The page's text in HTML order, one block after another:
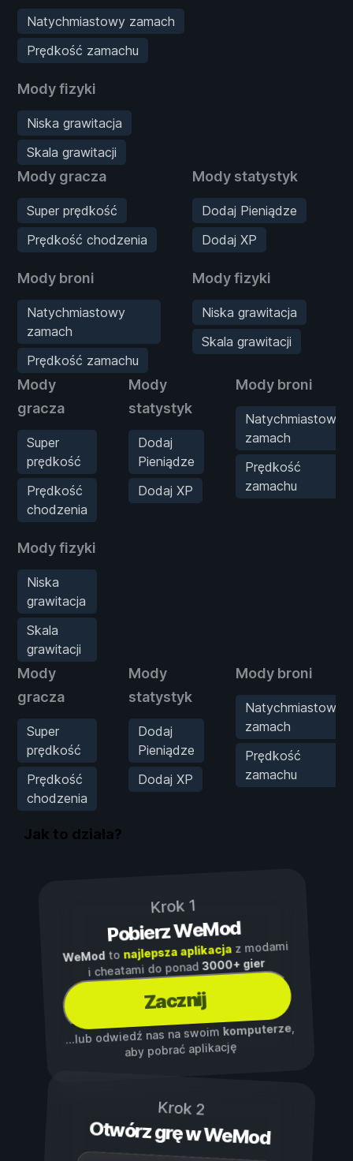
Natychmiastowy zamach
Prędkość zamachu
Mody fizyki
Niska grawitacja
Skala grawitacji
Mody gracza
Super prędkość
Prędkość chodzenia
Mody broni
Natychmiastowy
zamach
Prędkość zamachu
Mody statystyk
Dodaj Pieniądze
Dodaj XP
Mody fizyki
Niska grawitacja
Skala grawitacji
Mody
gracza
Super
prędkość
Prędkość
chodzenia
Mody fizyki
Niska
grawitacja
Skala
grawitacji
Mody
statystyk
Dodaj
Pieniądze
Dodaj XP
Mody broni
Natychmiastowy
zamach
Prędkość
zamachu
Mody
gracza
Super
prędkość
Prędkość
chodzenia
Mody
statystyk
Dodaj
Pieniądze
Dodaj XP
Mody broni
Natychmiastowy
zamach
Prędkość
zamachu
Jak to działa?
Krok 1
Pobierz WeMod
WeModto najlepsza aplikacjaz modami
i cheatami do ponad3000+ gier
Zacznij
...lub odwiedź nas na swoim komputerze,
aby pobrać aplikację
Krok 2
Otwórz grę w WeMod